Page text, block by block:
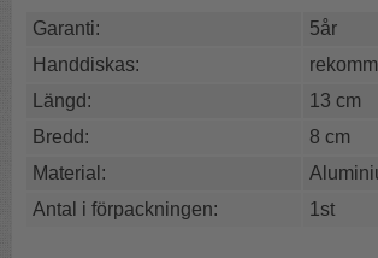
Mått:
Längd: ca 13cm
Bredd: ca 8cm
Handdiskas:
Material:
Garanti:
5år
Handdiskas:
Längd:
13 cm
Bredd:
8 cm
Material:
Antal i förpackningen:
1st